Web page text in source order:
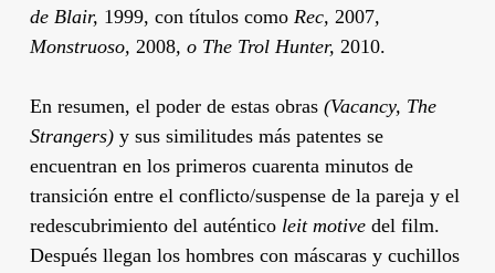
de Blair, 1999, con títulos comoRec, 2007,
Monstruoso, 2008, o The Trol Hunter, 2010.
En resumen, el poder de estas obras (Vacancy, The
Strangers) y sus similitudes más patentes se
encuentran en los primeros cuarenta minutos de
transición entre el conflicto/suspense de la pareja y el
redescubrimiento del auténtico leit motivedel film.
Después llegan los hombres con máscaras y cuchillos